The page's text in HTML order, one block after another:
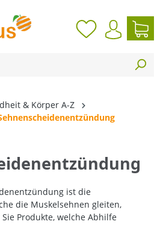
& Körper A-Z
ist die
die Muskelsehnen gleiten,
Produkte, welche Abhilfe